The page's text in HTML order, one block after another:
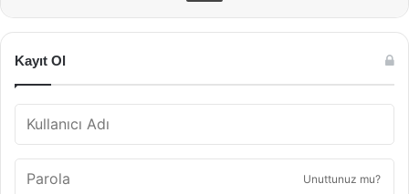
Kayıt Ol
Unuttunuz mu?